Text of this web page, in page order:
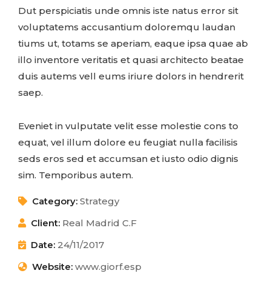
Dut perspiciatis unde omnis iste natus error sit
voluptatems accusantium doloremqu laudan
tiums ut, totams se aperiam, eaque ipsa quae ab
illo inventore veritatis et quasi architecto beatae
duis autems vell eums iriure dolors in hendrerit
saep.
Eveniet in vulputate velit esse molestie cons to
equat, vel illum dolore eu feugiat nulla facilisis
seds eros sed et accumsan et iusto odio dignis
sim. Temporibus autem.
Category: Strategy
Client: Real Madrid C.F
Date: 24/11/2017
Website: www.giorf.esp
Business Growth